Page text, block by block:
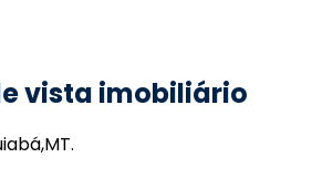
vista imobiliário